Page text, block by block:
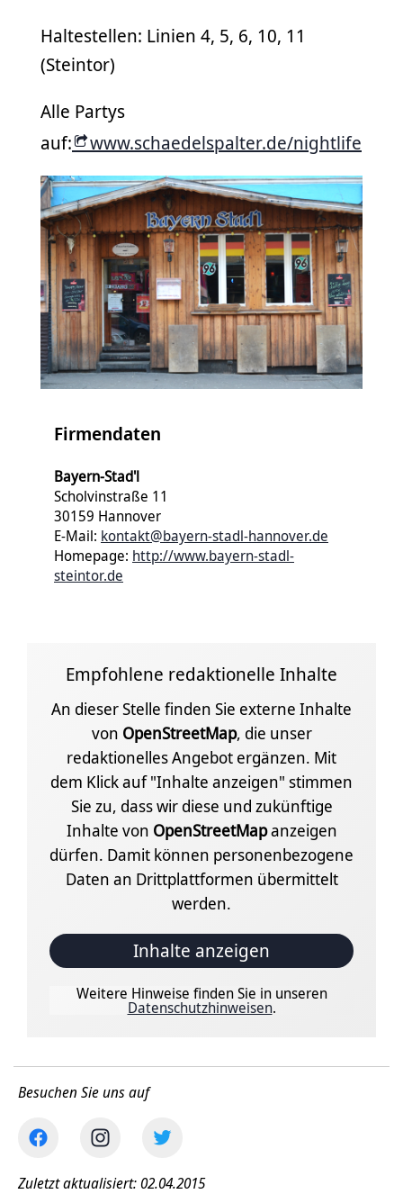
Haltestellen: Linien 4, 5, 6, 10, 11
(Steintor)
Alle Partys
auf:
www.schaedelspalter.de/nightlife
Firmendaten
Bayern-Stad'l
Scholvinstraße 11
30159 Hannover
E-Mail: kontakt@bayern-stadl-hannover.de
Homepage: http://www.bayern-stadl-
steintor.de
Empfohlene redaktionelle Inhalte
An dieser Stelle finden Sie externe Inhalte
von OpenStreetMap, die unser
redaktionelles Angebot ergänzen. Mit
dem Klick auf "Inhalte anzeigen" stimmen
Sie zu, dass wir diese und zukünftige
Inhalte von OpenStreetMapanzeigen
dürfen. Damit können personenbezogene
Daten an Drittplattformen übermittelt
werden.
Inhalte anzeigen
Weitere Hinweise finden Sie in unseren
Datenschutzhinweisen.
Besuchen Sie uns auf
Zuletzt aktualisiert: 02.04.2015